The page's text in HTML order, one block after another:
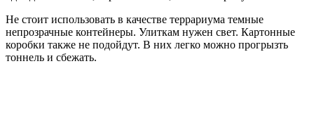
Не стоит использовать в качестве террариума темные
непрозрачные контейнеры. Улиткам нужен свет. Картонные
коробки также не подойдут. В них легко можно прогрызть
тоннель и сбежать.